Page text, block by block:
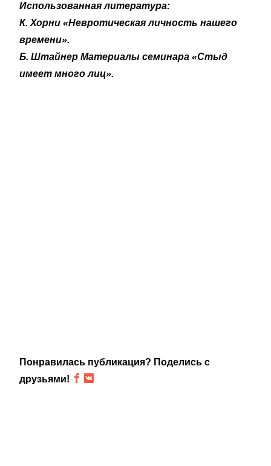
Использованная литература:
К. Хорни «Невротическая личность нашего
времени».
Б. Штайнер Материалы семинара «Стыд
имеет много лиц».
Понравилась публикация? Поделись с
друзьями!